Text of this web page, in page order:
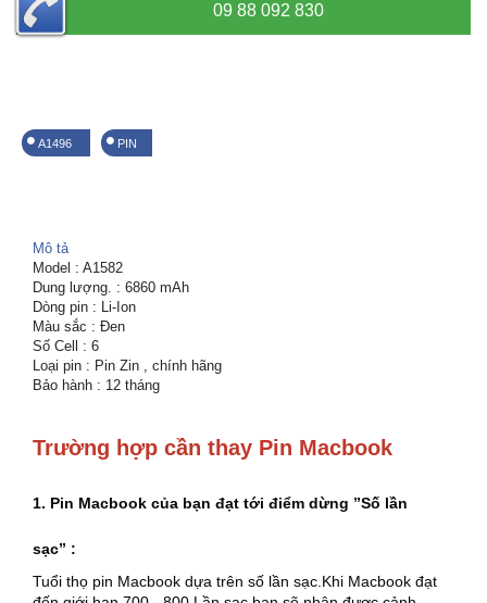
09 88 092 830
A1496 PIN
Mô tả
Model : A1582
Dung lượng. : 6860 mAh
Dòng pin : Li-Ion
Màu sắc : Đen
Số Cell : 6
Loại pin : Pin Zin , chính hãng
Bảo hành : 12 tháng
Trường hợp cần thay Pin Macbook
1. Pin Macbook của bạn đạt tới điểm dừng ”Số lần
sạc” :
Tuổi thọ pin Macbook dựa trên số lần sạc.Khi Macbook đạt